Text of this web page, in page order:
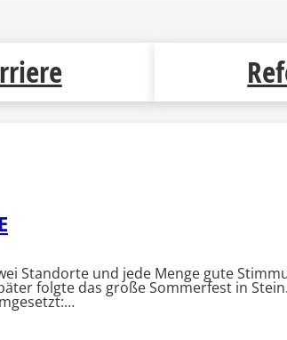
Standorte und jede Menge gute
folgte das große Sommerfest in